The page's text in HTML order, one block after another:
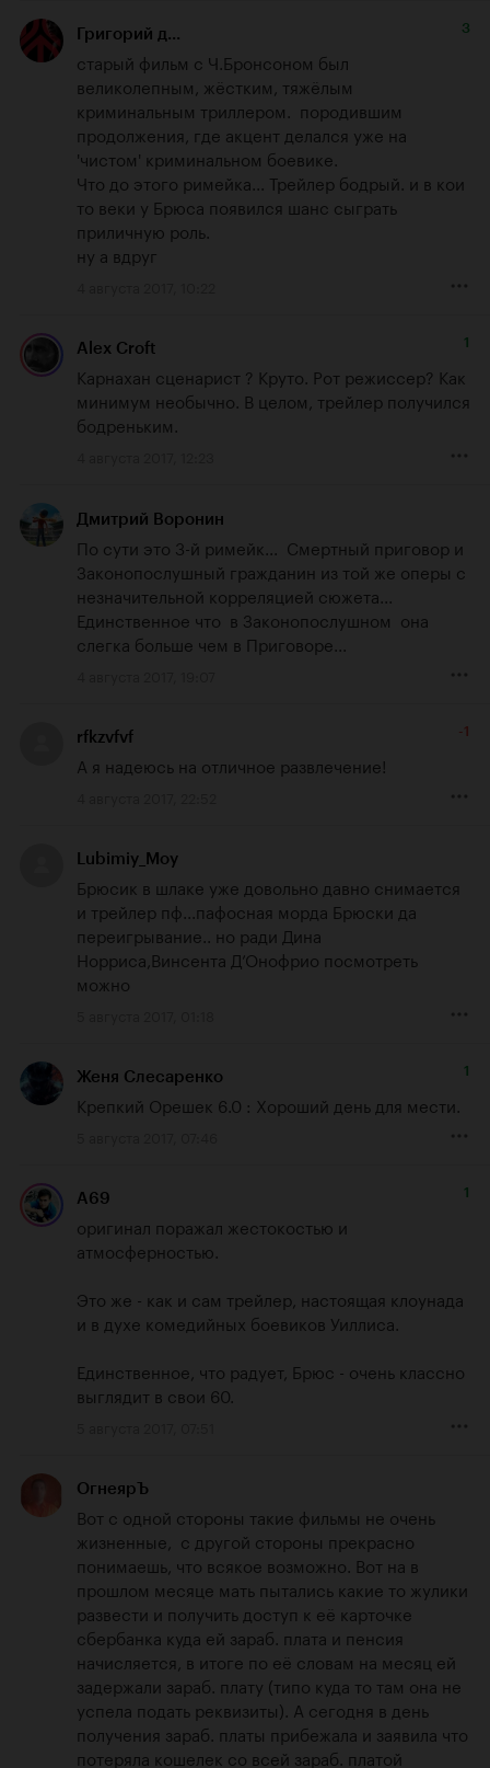
Григорий д... 3
старый фильм с Ч.Бронсоном был
великолепным, жёстким, тяжёлым
криминальным триллером.  породившим
продолжения, где акцент делался уже на
'чистом' криминальном боевике.
Что до этого римейка... Трейлер бодрый. и в кои
то веки у Брюса появился шанс сыграть
приличную роль.
ну а вдруг
Alex Croft 1
Карнахан сценарист ? Круто. Рот режиссер? Как
минимум необычно. В целом, трейлер получился
бодреньким.
Дмитрий Воронин
По сути это 3-й римейк...  Смертный приговор и
Законопослушный гражданин из той же оперы с
незначительной корреляцией сюжета...
Единственное что  в Законопослушном  она
слегка больше чем в Приговоре...
rfkzvfvf -1
А я надеюсь на отличное развлечение!
Lubimiy_Moy
Брюсик в шлаке уже довольно давно снимается
и трейлер пф...пафосная морда Брюски да
переигрывание.. но ради Дина
Норриса,Винсента Д’Онофрио посмотреть
можно
Женя Слесаренко 1
Крепкий Орешек 6.0 : Хороший день для мести.
A69 1
оригинал поражал жестокостью и
атмосферностью.
Это же - как и сам трейлер, настоящая клоунада
и в духе комедийных боевиков Уиллиса.
Единственное, что радует, Брюс - очень классно
выглядит в свои 60.
ОгнеярЪ
Вот с одной стороны такие фильмы не очень
жизненные,  с другой стороны прекрасно
понимаешь, что всякое возможно. Вот на в
прошлом месяце мать пытались какие то жулики
развести и получить доступ к её карточке
сбербанка куда ей зараб. плата и пенсия
начисляется, в итоге по её словам на месяц ей
задержали зараб. плату (типо куда то там она не
успела подать реквизиты). А сегодня в день
получения зараб. платы прибежала и заявила что
потеряла кошелек со всей зараб. платой